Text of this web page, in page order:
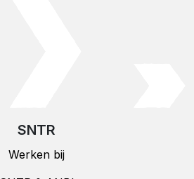
SNTR
Werken bij